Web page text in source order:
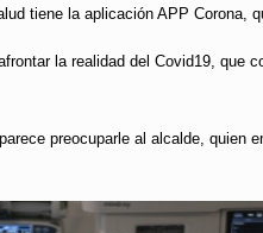
tiene la aplicación APP Corona,
la realidad del Covid19, que
preocuparle al alcalde, quien